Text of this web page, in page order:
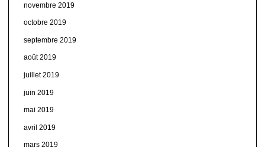
novembre 2019
octobre 2019
septembre 2019
août 2019
juillet 2019
juin 2019
mai 2019
avril 2019
mars 2019